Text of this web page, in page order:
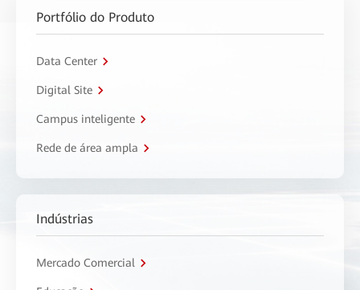
Portfólio do Produto
Data Center
Digital Site
Campus inteligente
Rede de área ampla
Indústrias
Mercado Comercial